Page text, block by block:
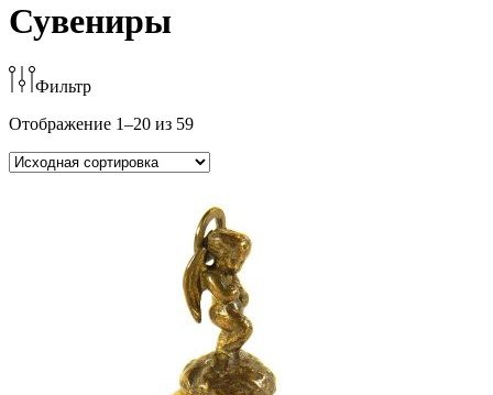
Сувениры
Фильтр
Отображение 1–20 из 59